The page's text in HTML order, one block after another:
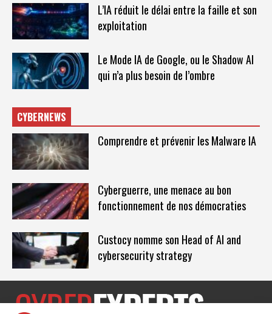
L’IA réduit le délai entre la faille et son
exploitation
Le Mode IA de Google, ou le Shadow AI
qui n’a plus besoin de l’ombre
CYBERNEWS
Comprendre et prévenir les Malware IA
Cyberguerre, une menace au bon
fonctionnement de nos démocraties
Custocy nomme son Head of AI and
cybersecurity strategy